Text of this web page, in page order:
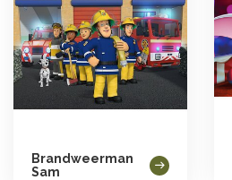
Brandweerman
Sam